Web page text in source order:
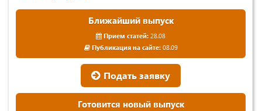
Ближайший выпуск
Прием статей: 28.08
Публикация на сайте:08.09
Подать заявку
Готовится новый выпуск